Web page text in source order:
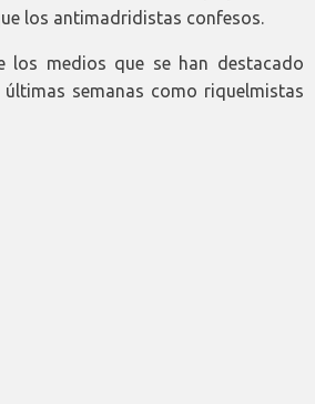
los antimadridistas confesos.
los medios que se han destacado
últimas semanas como riquelmistas